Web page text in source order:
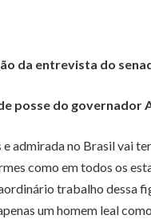
da entrevista do
posse do governador
admirada no Brasil vai
como em todos os
trabalho dessa
um homem leal